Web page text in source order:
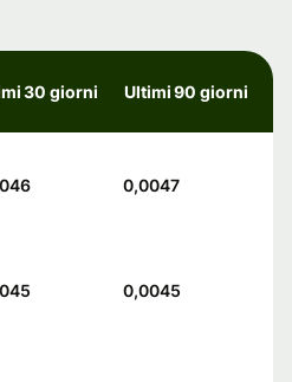
30 giorni Ultimi 90 giorni
0,0047
0,0045